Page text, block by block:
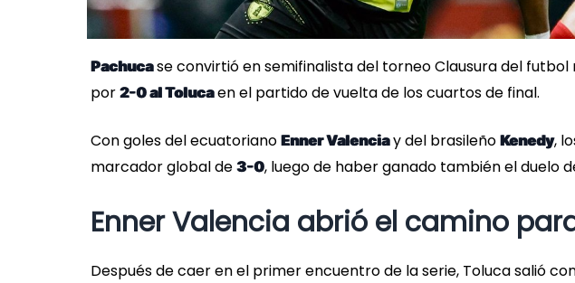
Pachucase convirtió en semifinalista del torneo Clausura del
por 2-0 al Tolucaen el partido de vuelta de los cuartos de final.
Con goles del ecuatoriano Enner Valenciay del brasileño Kenedy,
marcador global de 3-0, luego de haber ganado también el duelo
Enner Valencia abrió el camino
Después de caer en el primer encuentro de la serie, Toluca salió